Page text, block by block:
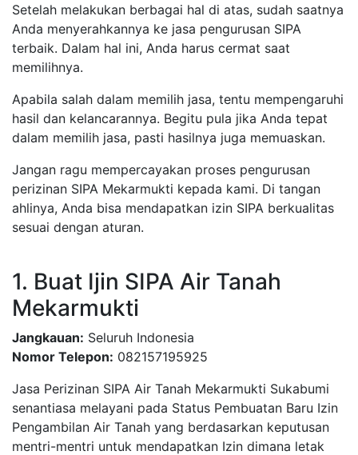
Setelah melakukan berbagai hal di atas, sudah saatnya
Anda menyerahkannya ke jasa pengurusan SIPA
terbaik. Dalam hal ini, Anda harus cermat saat
memilihnya.
Apabila salah dalam memilih jasa, tentu mempengaruhi
hasil dan kelancarannya. Begitu pula jika Anda tepat
dalam memilih jasa, pasti hasilnya juga memuaskan.
Jangan ragu mempercayakan proses pengurusan
perizinan SIPA Mekarmukti kepada kami. Di tangan
ahlinya, Anda bisa mendapatkan izin SIPA berkualitas
sesuai dengan aturan.
1. Buat Ijin SIPA Air Tanah
Mekarmukti
Jangkauan: Seluruh Indonesia
Nomor Telepon: 082157195925
Jasa Perizinan SIPA Air Tanah Mekarmukti Sukabumi
senantiasa melayani pada Status Pembuatan Baru Izin
Pengambilan Air Tanah yang berdasarkan keputusan
mentri-mentri untuk mendapatkan Izin dimana letak